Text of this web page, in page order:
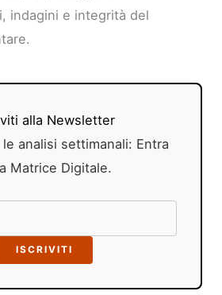
indagini e integrità del
alla Newsletter
analisi settimanali: Entra
Matrice Digitale.
ISCRIVITI